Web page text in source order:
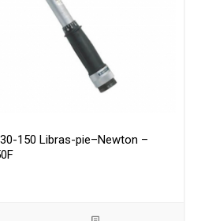
150 Libras-pie–Newton –